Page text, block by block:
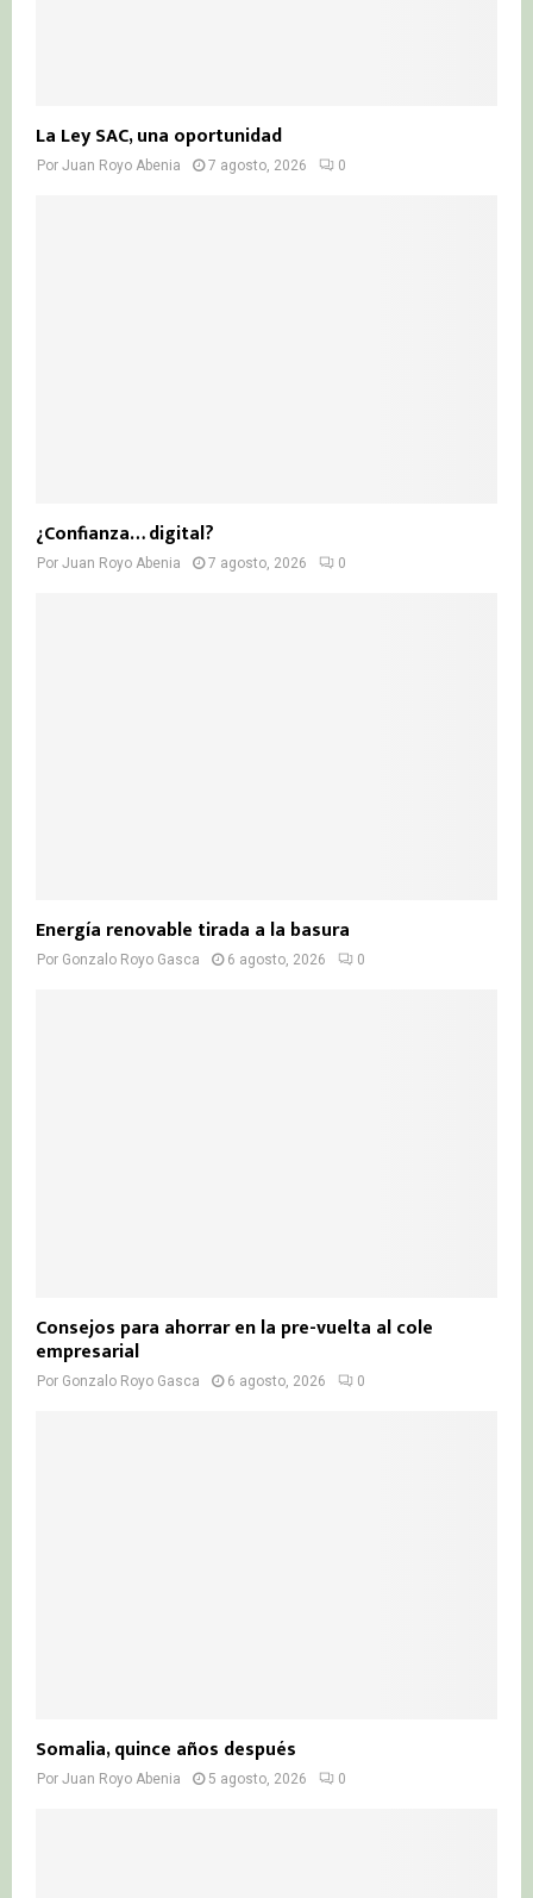
La Ley SAC, una oportunidad
Por Juan Royo Abenia 7 agosto, 2026 0
¿Confianza… digital?
Por Juan Royo Abenia 7 agosto, 2026 0
Energía renovable tirada a la basura
Por Gonzalo Royo Gasca 6 agosto, 2026 0
Consejos para ahorrar en la pre-vuelta al cole
empresarial
Por Gonzalo Royo Gasca 6 agosto, 2026 0
Somalia, quince años después
Por Juan Royo Abenia 5 agosto, 2026 0